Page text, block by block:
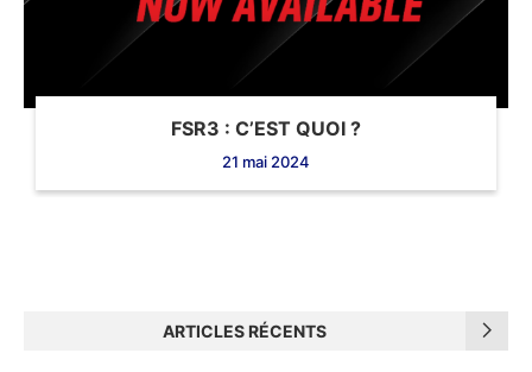
FSR3 : C’EST QUOI ?
21 mai 2024
ARTICLES RÉCENTS